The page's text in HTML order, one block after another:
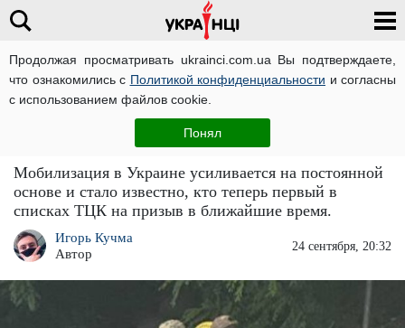
Продолжая просматривать ukrainci.com.ua Вы подтверждаете,
что ознакомились с Политикой конфиденциальности и согласны
с использованием файлов cookie.
Понял
Большие новости
В приоритете ТЦК: мобилизация обновила
список, кого призовут в ближайшее время
Мобилизация в Украине усиливается на постоянной
основе и стало известно, кто теперь первый в
списках ТЦК на призыв в ближайшие время.
Игорь Кучма
Автор
24 сентября, 20:32